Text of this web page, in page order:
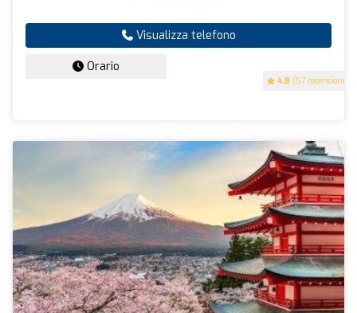
4.8 (57 recensioni)
Visualizza telefono
Orario